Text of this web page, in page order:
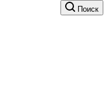
Поиск